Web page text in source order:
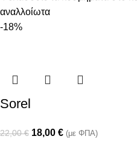
αναλλοίωτα
-18%
Sorel
22,00€ 18,00 € (με ΦΠΑ)